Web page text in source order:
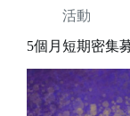
活動
5個月短期密集